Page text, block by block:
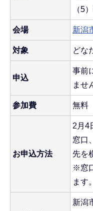
（5
会場 新潟
対象 どな
申込
事前
ませ
参加費 無料
お申込方法
2月4
窓口
先を
※窓
ます。
新潟